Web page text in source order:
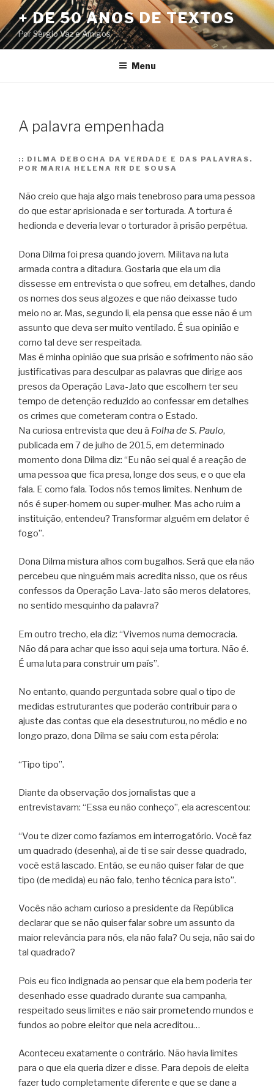
Pular
para
o
conteúdo
+ DE 50 ANOS DE TEXTOS
Por Sérgio Vaz e Amigos
Menu
A palavra empenhada
:: DILMA DEBOCHA DA VERDADE E DAS PALAVRAS.
POR MARIA HELENA RR DE SOUSA
Não creio que haja algo mais tenebroso para uma pessoa
do que estar aprisionada e ser torturada. A tortura é
hedionda e deveria levar o torturador à prisão perpétua.
Dona Dilma foi presa quando jovem. Militava na luta
armada contra a ditadura. Gostaria que ela um dia
dissesse em entrevista o que sofreu, em detalhes, dando
os nomes dos seus algozes e que não deixasse tudo
meio no ar. Mas, segundo li, ela pensa que esse não é um
assunto que deva ser muito ventilado. É sua opinião e
como tal deve ser respeitada.
Mas é minha opinião que sua prisão e sofrimento não são
justificativas para desculpar as palavras que dirige aos
presos da Operação Lava-Jato que escolhem ter seu
tempo de detenção reduzido ao confessar em detalhes
os crimes que cometeram contra o Estado.
Na curiosa entrevista que deu à Folha de S. Paulo,
publicada em 7 de julho de 2015, em determinado
momento dona Dilma diz: “Eu não sei qual é a reação de
uma pessoa que fica presa, longe dos seus, e o que ela
fala. E como fala. Todos nós temos limites. Nenhum de
nós é super-homem ou super-mulher. Mas acho ruim a
instituição, entendeu? Transformar alguém em delator é
fogo”.
Dona Dilma mistura alhos com bugalhos. Será que ela não
percebeu que ninguém mais acredita nisso, que os réus
confessos da Operação Lava-Jato são meros delatores,
no sentido mesquinho da palavra?
Em outro trecho, ela diz: “Vivemos numa democracia.
Não dá para achar que isso aqui seja uma tortura. Não é.
É uma luta para construir um país”.
No entanto, quando perguntada sobre qual o tipo de
medidas estruturantes que poderão contribuir para o
ajuste das contas que ela desestruturou, no médio e no
longo prazo, dona Dilma se saiu com esta pérola:
“Tipo tipo”.
Diante da observação dos jornalistas que a
entrevistavam: “Essa eu não conheço”, ela acrescentou:
“Vou te dizer como fazíamos em interrogatório. Você faz
um quadrado (desenha), ai de ti se sair desse quadrado,
você está lascado. Então, se eu não quiser falar de que
tipo (de medida) eu não falo, tenho técnica para isto”.
Vocês não acham curioso a presidente da República
declarar que se não quiser falar sobre um assunto da
maior relevância para nós, ela não fala? Ou seja, não sai do
tal quadrado?
Pois eu fico indignada ao pensar que ela bem poderia ter
desenhado esse quadrado durante sua campanha,
respeitado seus limites e não sair prometendo mundos e
fundos ao pobre eleitor que nela acreditou…
Aconteceu exatamente o contrário. Não havia limites
para o que ela queria dizer e disse. Para depois de eleita
fazer tudo completamente diferente e que se dane a